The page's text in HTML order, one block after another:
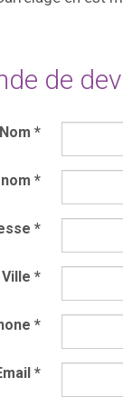
de
Nom*
*
*
Ville*
*
*